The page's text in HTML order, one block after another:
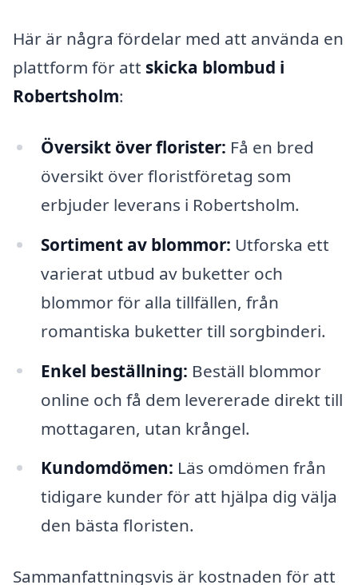
Här är några fördelar med att använda en
plattform för att skicka blombud i
Robertsholm:
Översikt över florister: Få en bred
översikt över floristföretag som
erbjuder leverans i Robertsholm.
Sortiment av blommor: Utforska ett
varierat utbud av buketter och
blommor för alla tillfällen, från
romantiska buketter till sorgbinderi.
Enkel beställning: Beställ blommor
online och få dem levererade direkt till
mottagaren, utan krångel.
Kundomdömen: Läs omdömen från
tidigare kunder för att hjälpa dig välja
den bästa floristen.
Sammanfattningsvis är kostnaden för att